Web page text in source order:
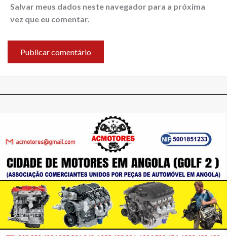
Salvar meus dados neste navegador para a próxima
vez que eu comentar.